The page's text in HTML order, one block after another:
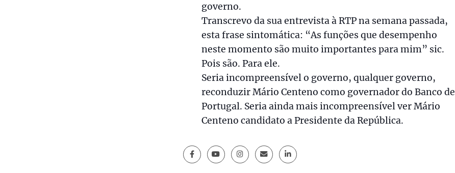
governo.
Transcrevo da sua entrevista à RTP na semana passada,
esta frase sintomática: “As funções que desempenho
neste momento são muito importantes para mim” sic.
Pois são. Para ele.
Seria incompreensível o governo, qualquer governo,
reconduzir Mário Centeno como governador do Banco de
Portugal. Seria ainda mais incompreensível ver Mário
Centeno candidato a Presidente da República.